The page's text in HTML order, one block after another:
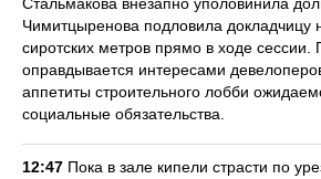
Чимитцыренова подловила докладчицу
сиротских метров прямо в ходе сессии.
оправдывается интересами
аппетиты строительного лобби
социальные обязательства.
12:47 Пока в зале кипели страсти по